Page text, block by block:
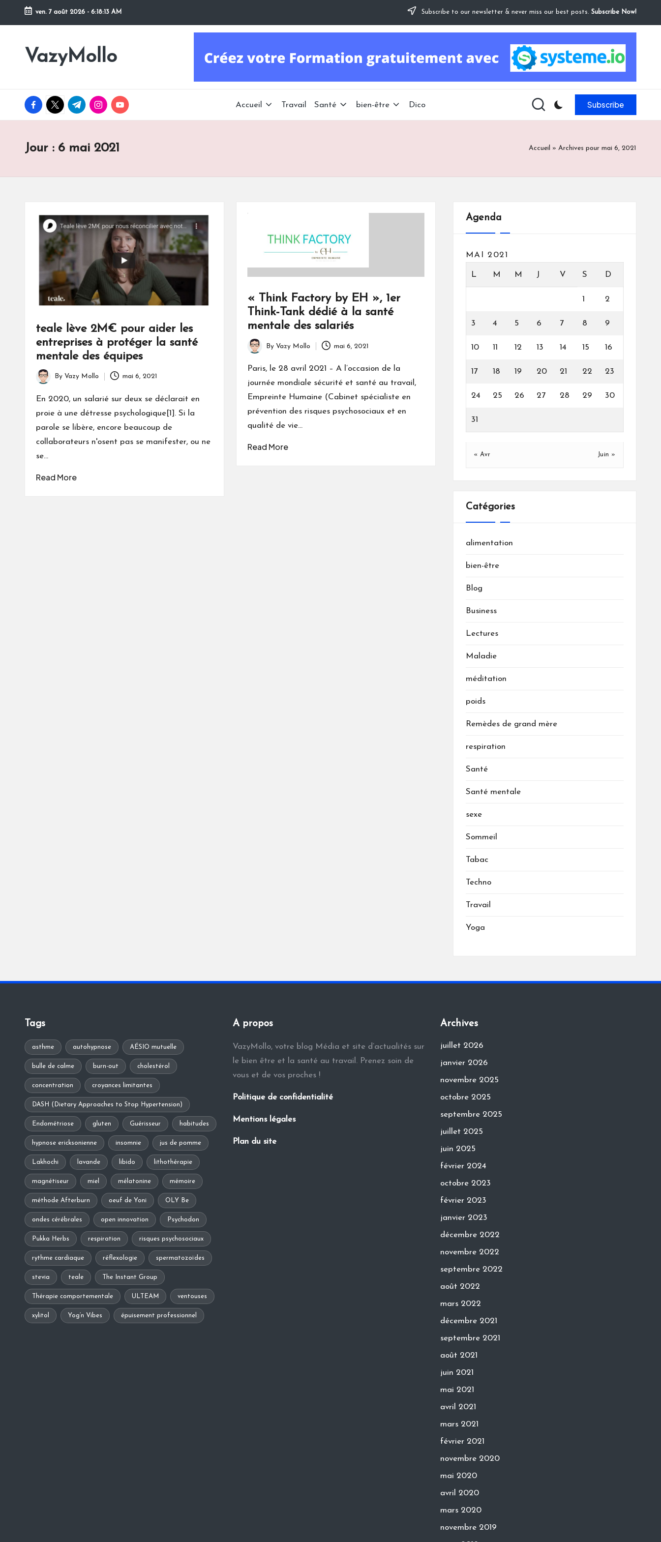
Skip
content
ven. 7 août 2026 - 6:18:14 AM Subscribe to our newsletter & never miss our best posts. Subscribe Now!
VazyMollo
Pensez
Prenez
facebook.com
twitter.com
t.me instagram.com
youtube.com Accueil Travail Santé bien-être Dico Subscribe
Jour : 6 mai 2021 Accueil » Archives pour mai 6, 2021
teale lève 2M€ pour aider les
entreprises à protéger la santé
mentale des équipes
Posted
by
By Vazy Mollo mai 6, 2021
En 2020, un salarié sur deux se déclarait en
proie à une détresse psychologique[1]. Si la
parole se libère, encore beaucoup de
collaborateurs n'osent pas se manifester, ou ne
se…
Read More
« Think Factory by EH », 1er
Think-Tank dédié à la santé
mentale des salariés
Posted
by
By Vazy Mollo mai 6, 2021
Paris, le 28 avril 2021 – A l’occasion de la
journée mondiale sécurité et santé au travail,
Empreinte Humaine (Cabinet spécialiste en
prévention des risques psychosociaux et en
qualité de vie…
Read More
Agenda
MAI 2021
L M M J V S D
1 2
3 4 5 6 7 8 9
10 11 12 13 14 15 16
17 18 19 20 21 22 23
24 25 26 27 28 29 30
31
« Avr Juin »
Catégories
alimentation
bien-être
Blog
Business
Lectures
Maladie
méditation
poids
Remèdes de grand mère
respiration
Santé
Santé mentale
sexe
Sommeil
Tabac
Techno
Travail
Yoga
Tags
asthme autohypnose AÉSIO mutuelle
bulle de calme burn-out cholestérol
concentration croyances limitantes
DASH (Dietary Approaches to Stop Hypertension)
Endométriose gluten Guérisseur habitudes
hypnose ericksonienne insomnie jus de pomme
Lakhochi lavande libido lithothérapie
magnétiseur miel mélatonine mémoire
méthode Afterburn oeuf de Yoni OLY Be
ondes cérébrales open innovation Psychodon
Pukka Herbs respiration risques psychosociaux
rythme cardiaque réflexologie spermatozoïdes
stevia teale The Instant Group
Thérapie comportementale ULTEAM ventouses
xylitol Yog’n Vibes épuisement professionnel
A propos
VazyMollo, votre blog Média et site d’actualités sur
le bien être et la santé au travail. Prenez soin de
vous et de vos proches !
Politique de confidentialité
Mentions légales
Plan du site
Archives
juillet 2026
janvier 2026
novembre 2025
octobre 2025
septembre 2025
juillet 2025
juin 2025
février 2024
octobre 2023
février 2023
janvier 2023
décembre 2022
novembre 2022
septembre 2022
août 2022
mars 2022
décembre 2021
septembre 2021
août 2021
juin 2021
mai 2021
avril 2021
mars 2021
février 2021
novembre 2020
mai 2020
avril 2020
mars 2020
novembre 2019